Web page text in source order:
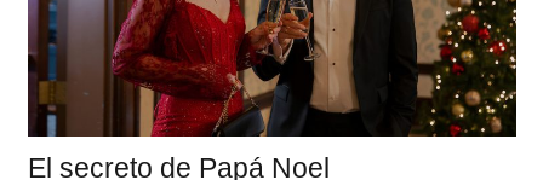
El secreto de Papá Noel